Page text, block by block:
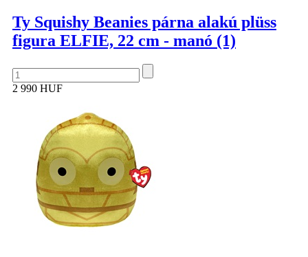
Ty Squishy Beanies párna alakú plüss
figura ELFIE, 22 cm - manó (1)
2 990 HUF